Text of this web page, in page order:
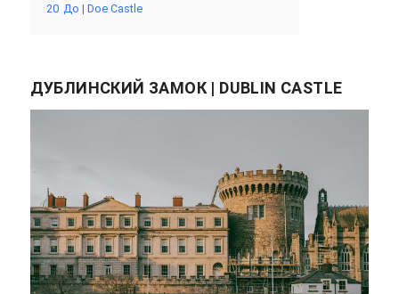
20 До | Doe Castle
ДУБЛИНСКИЙ ЗАМОК | DUBLIN CASTLE